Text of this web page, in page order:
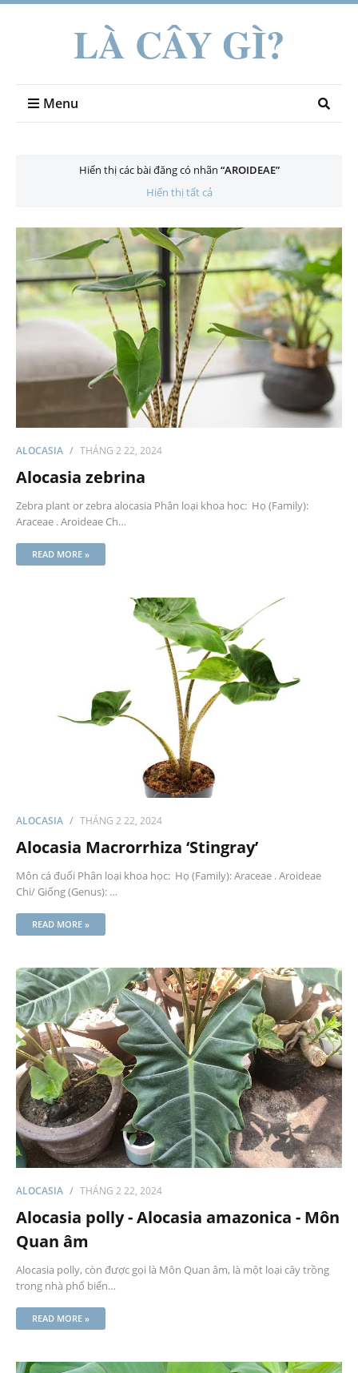
LÀ CÂY GÌ?
Menu
Hiển thị các bài đăng có nhãn AROIDEAE
Hiển thị tất cả
ALOCASIA THÁNG 2 22, 2024
Alocasia zebrina
Zebra plant or zebra alocasia Phân loại khoa học: Họ (Family):
Araceae . Aroideae Ch…
READ MORE »
ALOCASIA THÁNG 2 22, 2024
Alocasia Macrorrhiza ‘Stingray’
Môn cá đuối Phân loại khoa học: Họ (Family): Araceae . Aroideae
Chi/ Giống (Genus): …
READ MORE »
ALOCASIA THÁNG 2 22, 2024
Alocasia polly - Alocasia amazonica - Môn
Quan âm
Alocasia polly, còn được gọi là Môn Quan âm, là một loại cây trồng
trong nhà phổ biến…
READ MORE »